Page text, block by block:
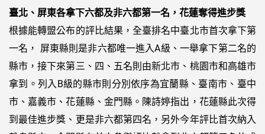
臺北、屏東各拿下六都及非六都第一名，花蓮奪得進步獎
根據能轉盟公布的評比結果，全臺排名中臺北市首次拿下第
一名， 屏東縣則是非六都唯一進入A級、一舉拿下第二名的
縣市，接下來第三、四、五名則由新北市、桃園市和高雄市
拿到。列入B級的縣市則分別依序為宜蘭縣、臺南市、臺中
市、嘉義市、花蓮縣、金門縣。陳詩婷指出，花蓮縣此次得
到最佳進步獎、更是非六都第四名，另外今年評比首次納入